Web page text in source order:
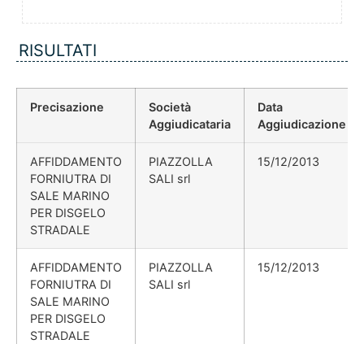
RISULTATI
Precisazione
Società
Aggiudicataria
Data
Aggiudicazione
AFFIDDAMENTO
FORNIUTRA DI
SALE MARINO
PER DISGELO
STRADALE
PIAZZOLLA
SALI srl
15/12/2013
AFFIDDAMENTO
FORNIUTRA DI
SALE MARINO
PER DISGELO
STRADALE
PIAZZOLLA
SALI srl
15/12/2013